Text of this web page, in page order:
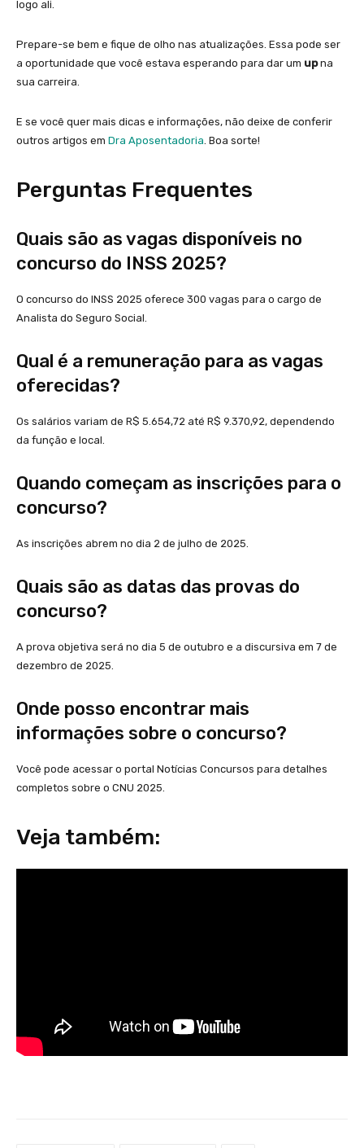
logo ali.
Prepare-se bem e fique de olho nas atualizações. Essa pode ser
a oportunidade que você estava esperando para dar um upna
sua carreira.
E se você quer mais dicas e informações, não deixe de conferir
outros artigos em Dra Aposentadoria. Boa sorte!
Perguntas Frequentes
Quais são as vagas disponíveis no
concurso do INSS 2025?
O concurso do INSS 2025 oferece 300 vagas para o cargo de
Analista do Seguro Social.
Qual é a remuneração para as vagas
oferecidas?
Os salários variam de R$ 5.654,72 até R$ 9.370,92, dependendo
da função e local.
Quando começam as inscrições para o
concurso?
As inscrições abrem no dia 2 de julho de 2025.
Quais são as datas das provas do
concurso?
A prova objetiva será no dia 5 de outubro e a discursiva em 7 de
dezembro de 2025.
Onde posso encontrar mais
informações sobre o concurso?
Você pode acessar o portal Notícias Concursos para detalhes
completos sobre o CNU 2025.
Veja também: